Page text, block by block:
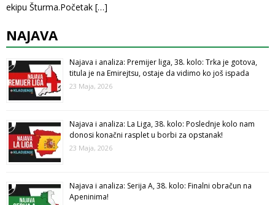
ekipu Šturma.Početak […]
NAJAVA
Najava i analiza: Premijer liga, 38. kolo: Trka je gotova,
titula je na Emirejtsu, ostaje da vidimo ko još ispada
23 Maja, 2026
Najava i analiza: La Liga, 38. kolo: Poslednje kolo nam
donosi konačni rasplet u borbi za opstanak!
23 Maja, 2026
Najava i analiza: Serija A, 38. kolo: Finalni obračun na
Apeninima!